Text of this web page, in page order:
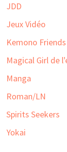
JDD
Jeux Vidéo
Kemono
Magical Girl de
Manga
Roman/LN
Spirits Seekers
Yokai